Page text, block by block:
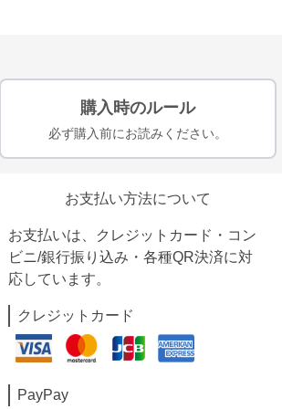
購入時のルール
必ず購入前にお読みください。
お支払い方法について
お支払いは、クレジットカード・コン
ビニ/銀行振り込み・各種QR決済に対
応しています。
クレジットカード
PayPay